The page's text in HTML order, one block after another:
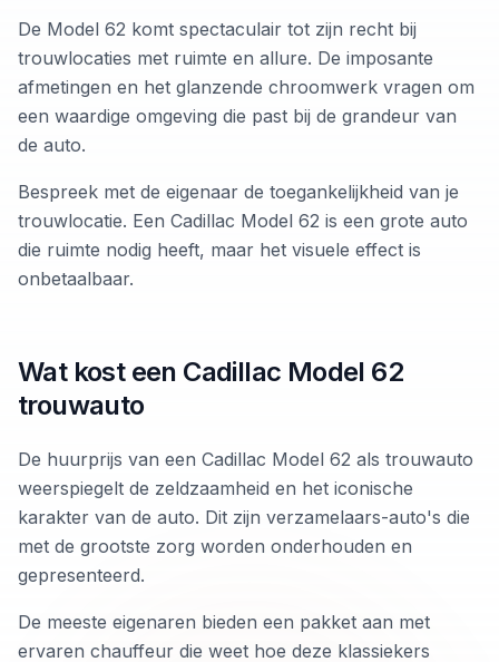
De Model 62 komt spectaculair tot zijn recht bij
trouwlocaties met ruimte en allure. De imposante
afmetingen en het glanzende chroomwerk vragen om
een waardige omgeving die past bij de grandeur van
de auto.
Bespreek met de eigenaar de toegankelijkheid van je
trouwlocatie. Een Cadillac Model 62 is een grote auto
die ruimte nodig heeft, maar het visuele effect is
onbetaalbaar.
Wat kost een Cadillac Model 62
trouwauto
De huurprijs van een Cadillac Model 62 als trouwauto
weerspiegelt de zeldzaamheid en het iconische
karakter van de auto. Dit zijn verzamelaars-auto's die
met de grootste zorg worden onderhouden en
gepresenteerd.
De meeste eigenaren bieden een pakket aan met
ervaren chauffeur die weet hoe deze klassiekers